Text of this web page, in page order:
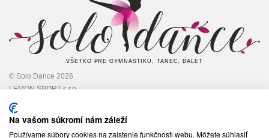
VŠETKO PRE GYMNASTIKU, TANEC, BALET
© Solo Dance 2026
LEMON SPORT s.r.o
IČO: 45 348 545,
DIČ: 2022948301
Na vašom súkromí nám záleží
Používame súbory cookies na zaistenie funkčnosti webu. Môžete súhlasiť